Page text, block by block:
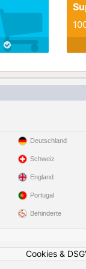
Deutschland
Schweiz
England
Portugal
Behinderte
Cookies &